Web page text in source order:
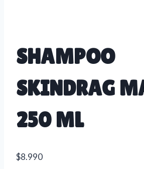
SHAMPOO
SKINDRAG
250 ML
$8.990